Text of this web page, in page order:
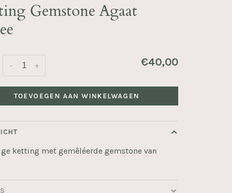
Gemstone Agaat
+
- €40,00
TOEVOEGEN AAN WINKELWAGEN
ketting met gemêléerde gemstone van